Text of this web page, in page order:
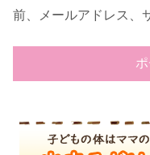
前、メールアドレス、